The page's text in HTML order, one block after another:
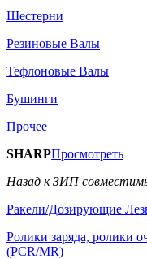
Шестерни
Резиновые Валы
Тефлоновые Валы
Бушинги
Прочее
SHARPПросмотреть
Назад к ЗИП
Ракели/Дозирующие
Ролики заряда, ролики
(PCR/MR)